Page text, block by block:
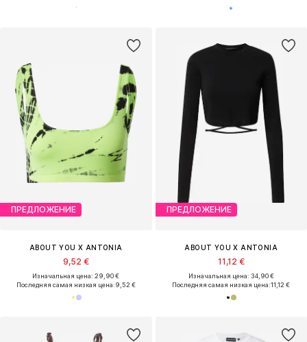
ПРЕДЛОЖЕНИЕ
ABOUT YOU X ANTONIA
9,52 €
Изначальная цена: 29,90 €
Последняя самая низкая цена:9,52 €
ПРЕДЛОЖЕНИЕ
ABOUT YOU X ANTONIA
11,12 €
Изначальная цена: 34,90 €
Последняя самая низкая цена:11,12 €